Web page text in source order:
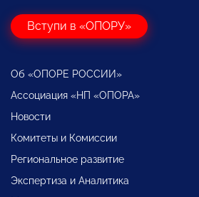
Вступи в «ОПОРУ»
Об «ОПОРЕ РОССИИ»
Ассоциация «НП «ОПОРА»
Новости
Комитеты и Комиссии
Региональное развитие
Экспертиза и Аналитика